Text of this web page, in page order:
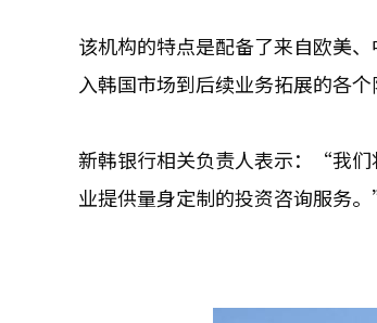
该机构的特点是配备了来自欧美
入韩国市场到后续业务拓展的各
新韩银行相关负责人表示：“我
业提供量身定制的投资咨询服务。